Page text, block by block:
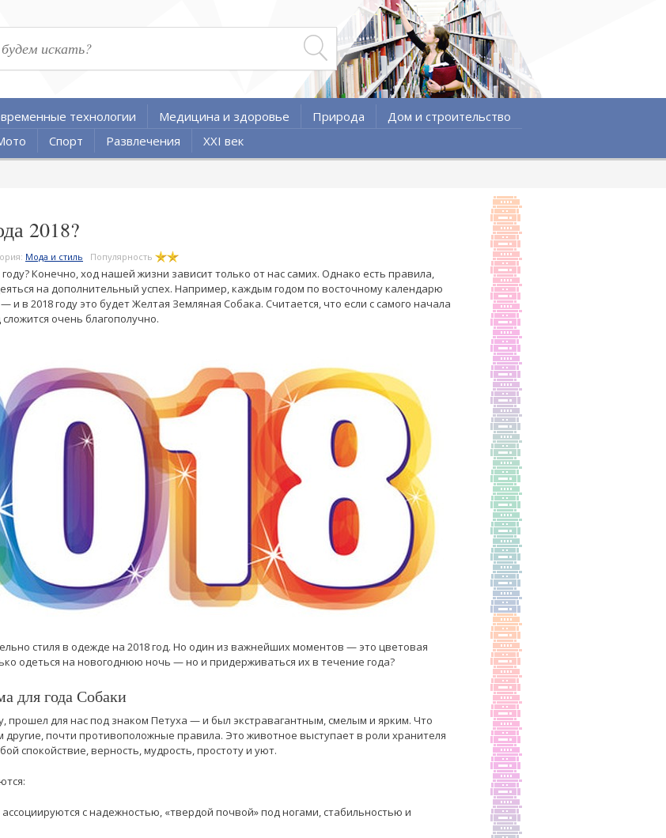
технологии Медицина и здоровье Природа
Дом и строительство
Спорт Развлечения XXI век
2018?
Мода и стиль Популярность
Конечно, ход нашей жизни зависит только от нас самих. Однако есть правила,
на дополнительный успех. Например, каждым годом по восточному календарю
в 2018 году это будет Желтая Земляная Собака. Считается, что если с самого начала
очень благополучно.
стиля в одежде на 2018 год. Но один из важнейших моментов — это цветовая
одеться на новогоднюю ночь — но и придерживаться их в течение года?
для года Собаки
прошел для нас под знаком Петуха — и был экстравагантным, смелым и ярким. Что
другие, почти противоположные правила. Это животное выступает в роли хранителя
спокойствие, верность, мудрость, простоту и уют.
с надежностью, «твердой почвой» под ногами, стабильностью и